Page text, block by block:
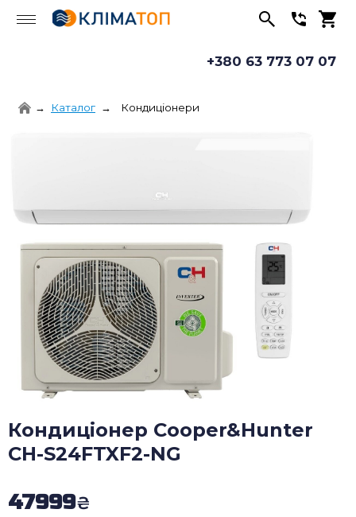
+380 63 773 07 07
Каталог Кондиціонери
Кондиціонер Cooper&Hunter
CH-S24FTXF2-NG
47999₴